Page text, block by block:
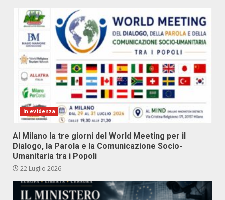
In evidenza
Al Milano la tre giorni del World Meeting per il
Dialogo, la Parola e la Comunicazione Socio-
Umanitaria tra i Popoli
22 Luglio 2026